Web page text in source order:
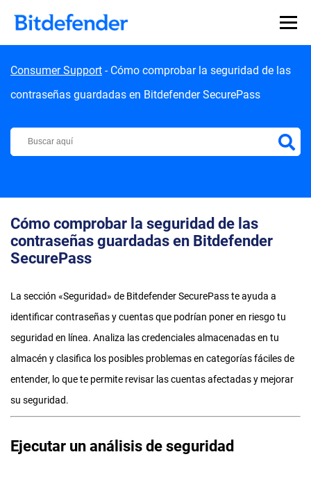
Consumer Support - Cómo comprobar la seguridad de las
contraseñas guardadas en Bitdefender SecurePass
Centro de Soporte de Bitdefender
Cómo comprobar la seguridad de las
contraseñas guardadas en Bitdefender
SecurePass
La sección «Seguridad» de Bitdefender SecurePass te ayuda a
identificar contraseñas y cuentas que podrían poner en riesgo tu
seguridad en línea. Analiza las credenciales almacenadas en tu
almacén y clasifica los posibles problemas en categorías fáciles de
entender, lo que te permite revisar las cuentas afectadas y mejorar
su seguridad.
Ejecutar un análisis de seguridad